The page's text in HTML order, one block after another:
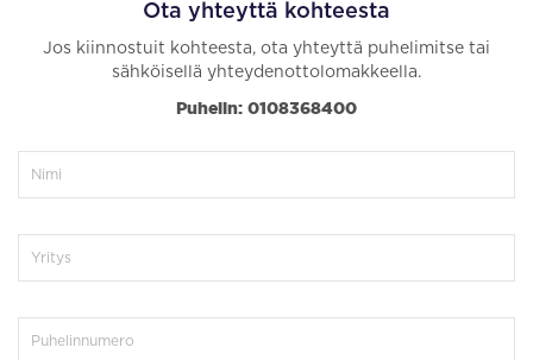
Ota yhteyttä kohteesta
Jos kiinnostuit kohteesta, ota yhteyttä puhelimitse tai
sähköisellä yhteydenottolomakkeella.
Puhelin: 0108368400